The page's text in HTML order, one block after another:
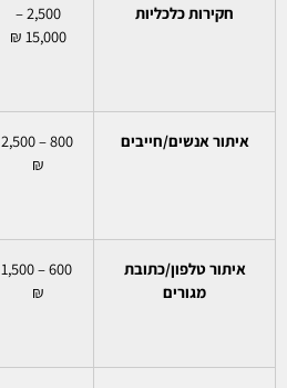
חקירות כלכליות
2,500 –
15,000 ₪
איתור אנשים/חייבים
800 – 2,500
₪
איתור טלפון/כתובת
מגורים
600 – 1,500
₪